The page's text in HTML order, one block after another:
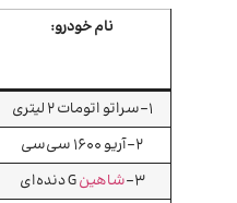
نام خودرو:
1-سراتو اتومات ۲ لیتری
2-آریو ۱۶۰۰ سی‌سی
3- شاهینG دنده‌ای